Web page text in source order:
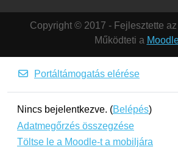
Copyright © 2017 - Fejlesztette az
Működteti a
Portáltámogatás elérése
Nincs bejelentkezve. (Belépés)
Adatmegőrzés összegzése
Töltse le a Moodle-t a mobiljára